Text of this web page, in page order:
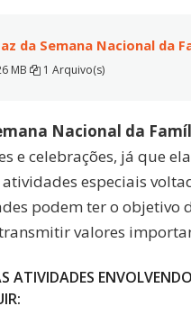
da Semana Nacional da
MB 1 Arquivo(s)
Nacional da
e celebrações, já que
especiais
podem ter o objetivo
valores
ATIVIDADES